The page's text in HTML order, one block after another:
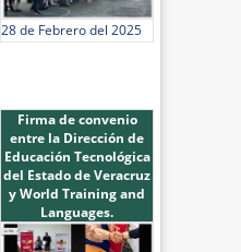
28 de Febrero del 2025
Firma de convenio
entre la Dirección de
Educación Tecnológica
del Estado de Veracruz
y World Training and
Languages.